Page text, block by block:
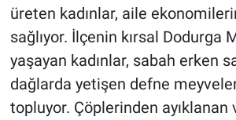
üreten kadınlar, aile
sağlıyor. İlçenin kırsal Dodurga
yaşayan kadınlar, sabah erken
dağlarda yetişen defne
topluyor. Çöplerinden ayıklanan